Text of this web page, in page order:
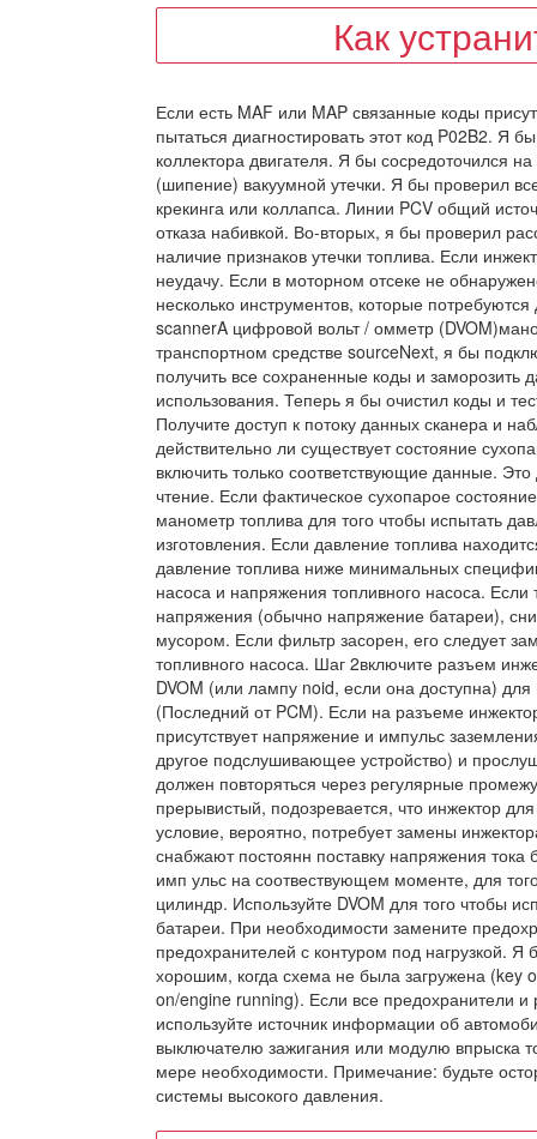
Как
Если есть MAF или MAP связанные коды
пытаться диагностировать этот код P02B2. Я
коллектора двигателя. Я бы сосредоточился
(шипение) вакуумной утечки. Я бы проверил
крекинга или коллапса. Линии PCV общий
отказа набивкой. Во-вторых, я бы проверил
наличие признаков утечки топлива. Если
неудачу. Если в моторном отсеке не
несколько инструментов, которые
scannerA цифровой вольт / омметр
транспортном средстве sourceNext, я бы
получить все сохраненные коды и заморозить
использования. Теперь я бы очистил коды и
Получите доступ к потоку данных сканера и
действительно ли существует состояние
включить только соответствующие данные.
чтение. Если фактическое сухопарое
манометр топлива для того чтобы испытать
изготовления. Если давление топлива
давление топлива ниже минимальных
насоса и напряжения топливного насоса.
напряжения (обычно напряжение батареи),
мусором. Если фильтр засорен, его следует
топливного насоса. Шаг 2включите разъем
DVOM (или лампу noid, если она доступна)
(Последний от PCM). Если на разъеме
присутствует напряжение и импульс
другое подслушивающее устройство) и
должен повторяться через регулярные
прерывистый, подозревается, что инжектор
условие, вероятно, потребует замены
снабжают постоянн поставку напряжения
имп ульс на соотвествующем моменте, для
цилиндр. Используйте DVOM для того чтобы
батареи. При необходимости замените
предохранителей с контуром под нагрузкой.
хорошим, когда схема не была загружена (key
on/engine running). Если все предохранители
используйте источник информации об
выключателю зажигания или модулю впрыска
мере необходимости. Примечание: будьте
системы высокого давления.